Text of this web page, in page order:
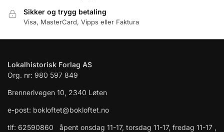
Sikker og trygg betaling
Visa, MasterCard, Vipps eller Faktura
Lokalhistorisk Forlag AS
Org. nr: 980 597 849
Brennerivegen 10, 2340 Løten
e-post: bokloftet@bokloftet.no
tlf: 62590860 åpent onsdag 11-17, torsdag 11-17, fredag 11-17 ,